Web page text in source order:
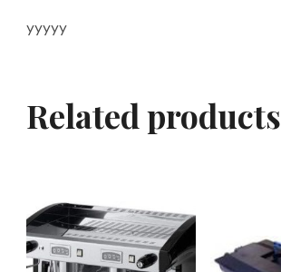
yyyyy
Related products